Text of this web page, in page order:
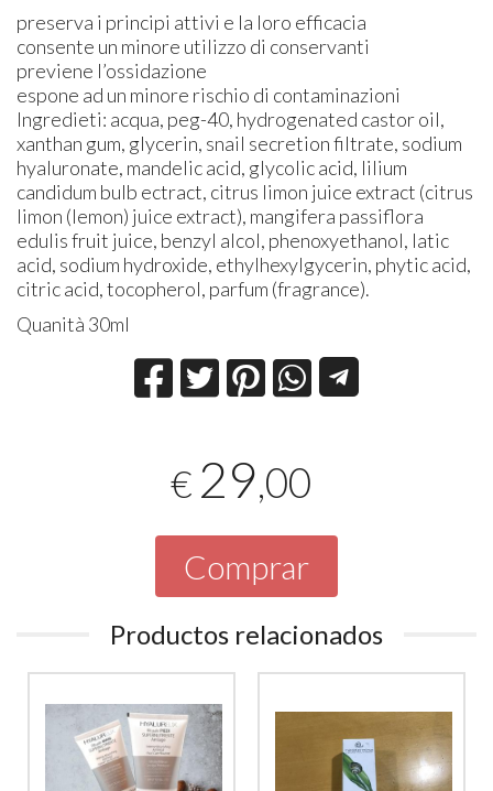
preserva i principi attivi e la loro efficacia
consente un minore utilizzo di conservanti
previene l’ossidazione
espone ad un minore rischio di contaminazioni
Ingredieti: acqua, peg-40, hydrogenated castor oil,
xanthan gum, glycerin, snail secretion filtrate, sodium
hyaluronate, mandelic acid, glycolic acid, lilium
candidum bulb ectract, citrus limon juice extract (citrus
limon (lemon) juice extract), mangifera passiflora
edulis fruit juice, benzyl alcol, phenoxyethanol, latic
acid, sodium hydroxide, ethylhexylgycerin, phytic acid,
citric acid, tocopherol, parfum (fragrance).
Quanità 30ml
€ 29,00
Comprar
Productos relacionados